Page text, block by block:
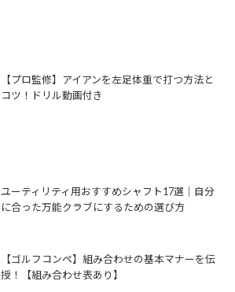
【プロ監修】アイアンを左足体重で打つ方法と
コツ！ドリル動画付き
ユーティリティ用おすすめシャフト17選│自分
に合った万能クラブにするための選び方
【ゴルフコンペ】組み合わせの基本マナーを伝
授！【組み合わせ表あり】